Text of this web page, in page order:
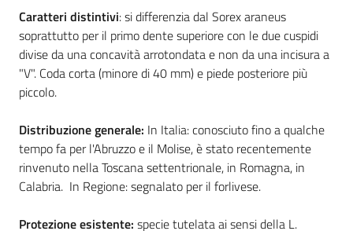
Consultazione
Seguici
su
Caratteri distintivi: si differenzia dal Sorex araneus
soprattutto per il primo dente superiore con le due cuspidi
divise da una concavità arrotondata e non da una incisura a
"V". Coda corta (minore di 40 mm) e piede posteriore più
piccolo.
Distribuzione generale: In Italia: conosciuto fino a qualche
tempo fa per l'Abruzzo e il Molise, è stato recentemente
rinvenuto nella Toscana settentrionale, in Romagna, in
Calabria. In Regione: segnalato per il forlivese.
Protezione esistente: specie tutelata ai sensi della L.